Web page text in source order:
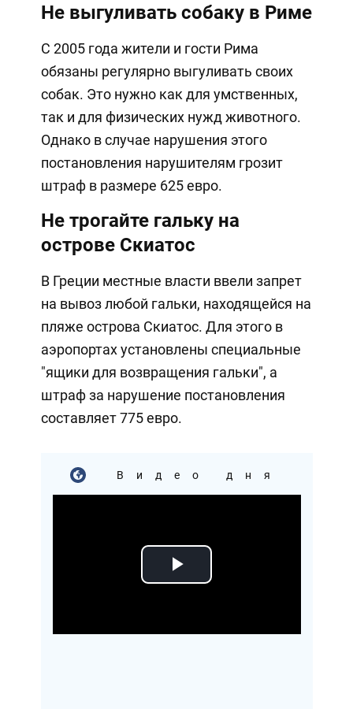
Не выгуливать собаку в Риме
С 2005 года жители и гости Рима
обязаны регулярно выгуливать своих
собак. Это нужно как для умственных,
так и для физических нужд животного.
Однако в случае нарушения этого
постановления нарушителям грозит
штраф в размере 625 евро.
Не трогайте гальку на
острове Скиатос
В Греции местные власти ввели запрет
на вывоз любой гальки, находящейся на
пляже острова Скиатос. Для этого в
аэропортах установлены специальные
"ящики для возвращения гальки", а
штраф за нарушение постановления
составляет 775 евро.
Видео дня
Play